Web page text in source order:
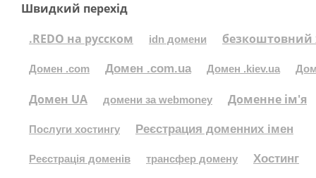
Швидкий перехід
.REDO на русском
idn домени безкоштовний
Домен .com Домен .com.ua Домен .kiev.ua
Домен UA домени за webmoney Доменне ім'я
Послуги хостингу Реєстрация доменних імен
Реєстрація доменів трансфер домену Хостинг